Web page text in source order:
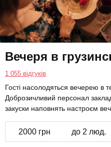
Вечеря в
1 055 відгуків
Гості насолодяться вечерею в
Доброзичливий персонал
закуски наповнять настроєм
2000 грн до 2 люд.